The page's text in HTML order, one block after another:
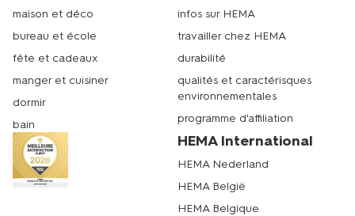
maison et déco
bureau et école
fête et cadeaux
manger et cuisiner
dormir
bain
infos sur HEMA
travailler chez HEMA
durabilité
qualités et caractérisques
environnementales
programme d'affiliation
HEMA International
HEMA Nederland
HEMA België
HEMA Belgique